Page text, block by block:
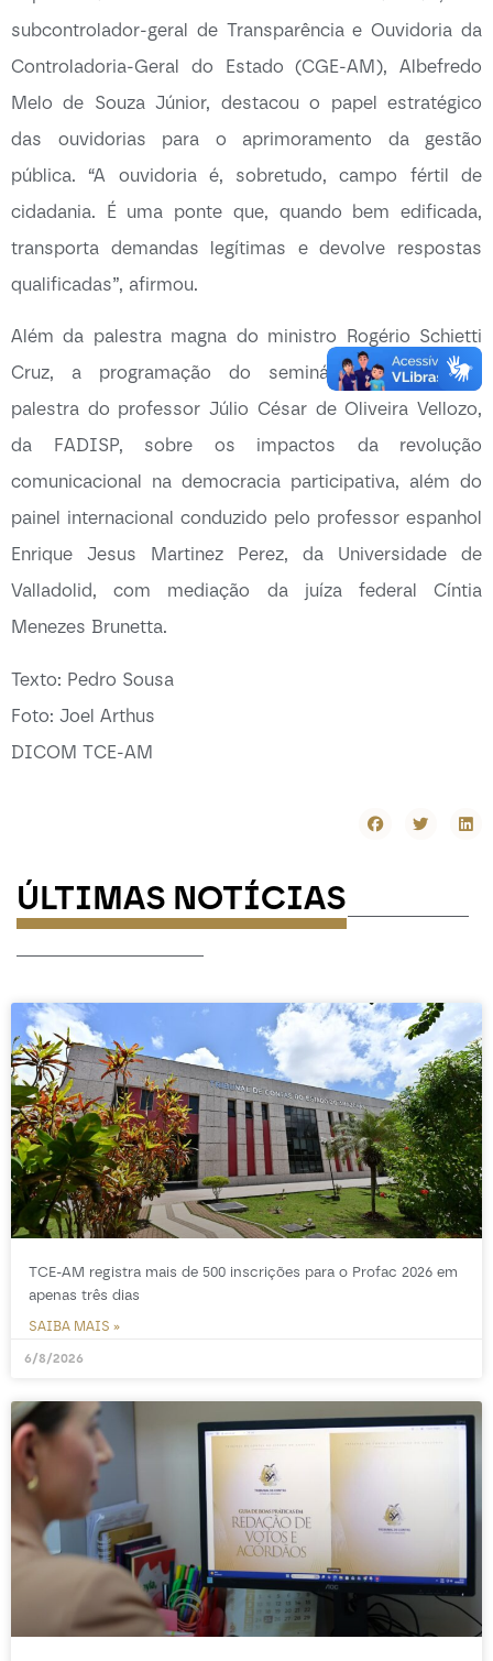
subcontrolador-geral de Transparência e Ouvidoria da
Controladoria-Geral do Estado (CGE-AM), Albefredo
Melo de Souza Júnior, destacou o papel estratégico
das ouvidorias para o aprimoramento da gestão
pública. “A ouvidoria é, sobretudo, campo fértil de
cidadania. É uma ponte que, quando bem edificada,
transporta demandas legítimas e devolve respostas
qualificadas”, afirmou.
Além da palestra magna do ministro Rogério Schietti
Cruz, a programação do seminário contou com
palestra do professor Júlio César de Oliveira Vellozo,
da FADISP, sobre os impactos da revolução
comunicacional na democracia participativa, além do
painel internacional conduzido pelo professor espanhol
Enrique Jesus Martinez Perez, da Universidade de
Valladolid, com mediação da juíza federal Cíntia
Menezes Brunetta.
Texto: Pedro Sousa
Foto: Joel Arthus
DICOM TCE-AM
ÚLTIMAS NOTÍCIAS
-----------------
TCE-AM registra mais de 500 inscrições para o Profac 2026 em
apenas três dias
SAIBA MAIS »
6/8/2026